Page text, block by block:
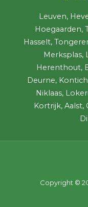
Leuven,
Hoegaarden,
Hasselt,
Merksplas,
Herenthout,
Deurne,
Niklaas,
Kortrijk, Aalst,
Copyright ©